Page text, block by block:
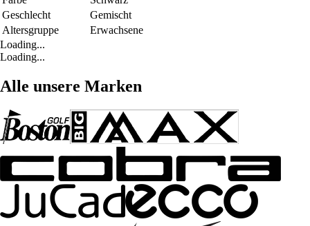
Geschlecht
Gemischt
Altersgruppe
Erwachsene
Loading...
Loading...
Alle unsere Marken